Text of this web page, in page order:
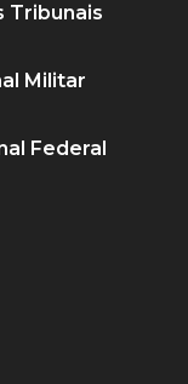
Tribunais
Militar
Federal